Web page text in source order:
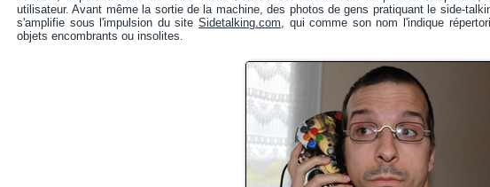
utilisateur. Avant même la sortie de la machine, des photos de gens pratiquant le side-
s'amplifie sous l'impulsion du site Sidetalking.com, qui comme son nom l'indique
objets encombrants ou insolites.